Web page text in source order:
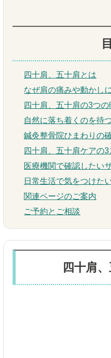
四十肩、五十肩とは
なぜ肩の痛みや動かし
四十肩、五十肩の3つの
自然に落ち着くのを待
鍼灸整骨院ひまわりの
四十肩、五十肩ケアの
医療機関で確認したい
日常生活で気をつけた
関連ページのご案内
ご予約とご相談
四十肩